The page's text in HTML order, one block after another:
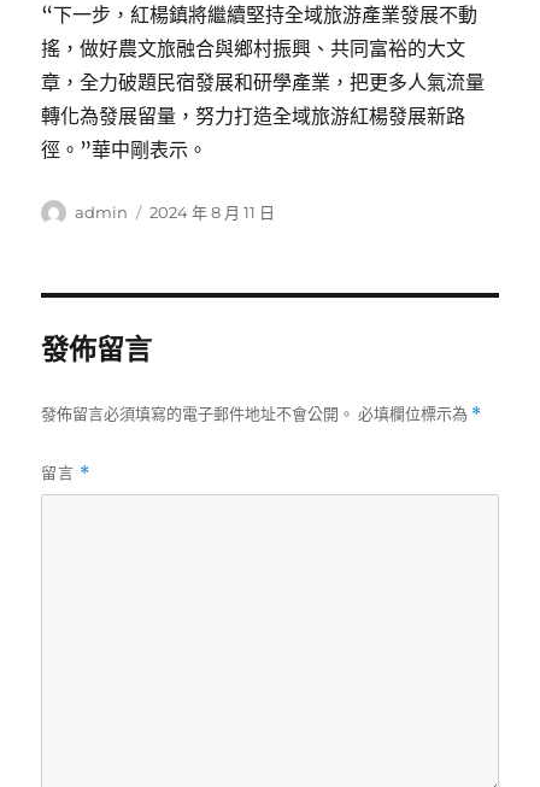
“下一步，紅楊鎮將繼續堅持全域旅游產業發展不動
搖，做好農文旅融合與鄉村振興、共同富裕的大文
章，全力破題民宿發展和研學產業，把更多人氣流量
轉化為發展留量，努力打造全域旅游紅楊發展新路
徑。”華中剛表示。
作
admin
發
2024 年 8 月 11 日
發佈留言
發佈留言必須填寫的電子郵件地址不會公開。 必填欄位標示為 *
留言 *